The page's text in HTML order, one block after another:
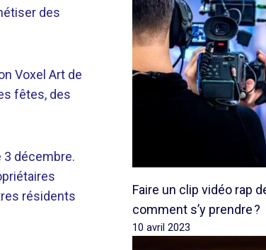
des
Voxel Art de
fêtes, des
3 décembre.
résidents
Faire un clip vidéo rap
comment s’y prendre ?
10 avril 2023